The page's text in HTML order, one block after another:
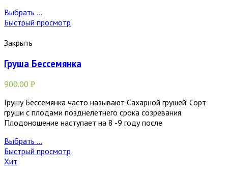
Выбрать ...
Быстрый просмотр
Закрыть
Груша Бессемянка
900.00 Р
Грушу Бессемянка часто называют Сахарной грушей. Сорт
груши с плодами позднелетнего срока созревания.
Плодоношение наступает на 8 -9 году после
Выбрать ...
Быстрый просмотр
Хит